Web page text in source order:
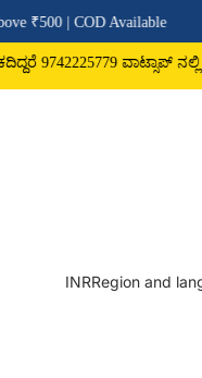
ನಲ್ಲಿ ಸಂಪರ್ಕಿಸಿ
INRRegion and